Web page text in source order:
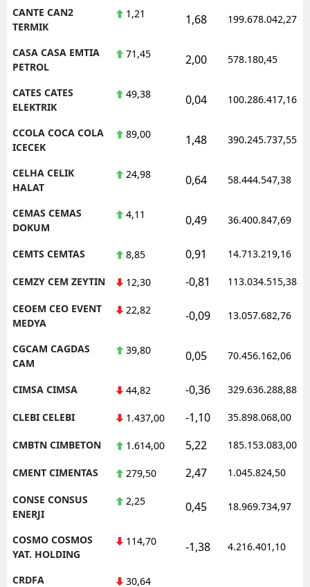
CANTE CAN2
TERMIK
1,21 1,68 199.678.042,27
CASA CASA EMTIA
PETROL
71,45 2,00 578.180,45
CATES CATES
ELEKTRIK
49,38 0,04 100.286.417,16
CCOLA COCA COLA
ICECEK
89,00 1,48 390.245.737,55
CELHA CELIK
HALAT
24,98 0,64 58.444.547,38
CEMAS CEMAS
DOKUM
4,11 0,49 36.400.847,69
CEMTS CEMTAS 8,85 0,91 14.713.219,16
CEMZY CEM ZEYTIN 12,30 -0,81 113.034.515,38
CEOEM CEO EVENT
MEDYA
22,82 -0,09 13.057.682,76
CGCAM CAGDAS
CAM
39,80 0,05 70.456.162,06
CIMSA CIMSA 44,82 -0,36 329.636.288,88
CLEBI CELEBI 1.437,00 -1,10 35.898.068,00
CMBTN CIMBETON 1.614,00 5,22 185.153.083,00
CMENT CIMENTAS 279,50 2,47 1.045.824,50
CONSE CONSUS
ENERJI
2,25 0,45 18.969.734,97
COSMO COSMOS
YAT. HOLDING
114,70 -1,38 4.216.401,10
CRDFA
30,64